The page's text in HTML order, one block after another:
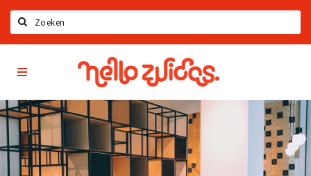
Home
Latest news
Upcoming events
Zuidas Jobs
Offers & Deals
Hello
Zuidas
App